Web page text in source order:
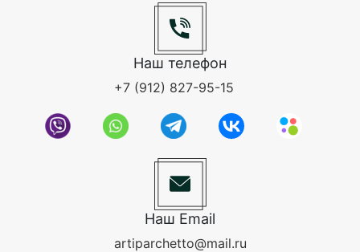
Наш телефон
+7 (912) 827-95-15
Наш Email
artiparchetto@mail.ru